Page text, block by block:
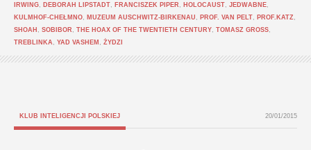
IRWING
DEBORAH LIPSTADT FRANCISZEK PIPER HOLOCAUST JEDWABNE
KULMHOF-CHEŁMNO
MUZEUM AUSCHWITZ-BIRKENAU PROF. VAN PELT PROF.KATZ
SHOAH
SOBIBOR THE HOAX OF THE TWENTIETH CENTURY TOMASZ GROSS
TREBLINKA
YAD VASHEM ŻYDZI
KLUB INTELIGENCJI POLSKIEJ 20/01/2015